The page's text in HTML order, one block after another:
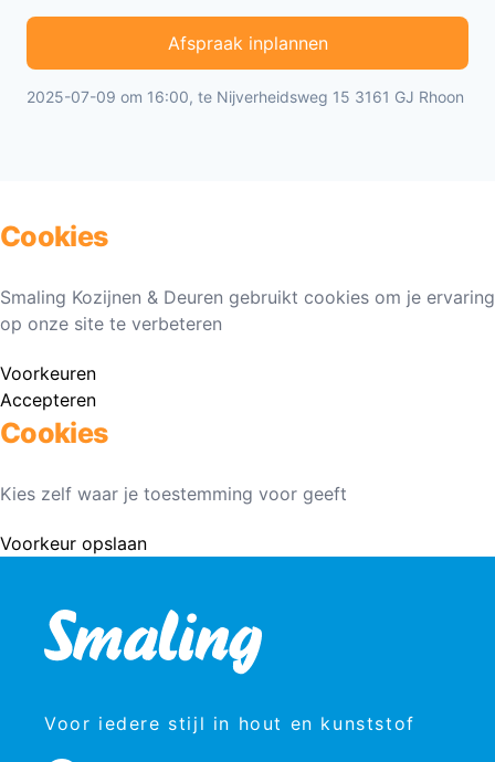
Afspraak inplannen
2025-07-09 om 16:00, te Nijverheidsweg 15 3161 GJ Rhoon
Cookies
Smaling Kozijnen & Deuren gebruikt cookies om je ervaring
op onze site te verbeteren
Voorkeuren
Accepteren
Cookies
Kies zelf waar je toestemming voor geeft
Voorkeur opslaan
Voor iedere stijl in hout en kunststof